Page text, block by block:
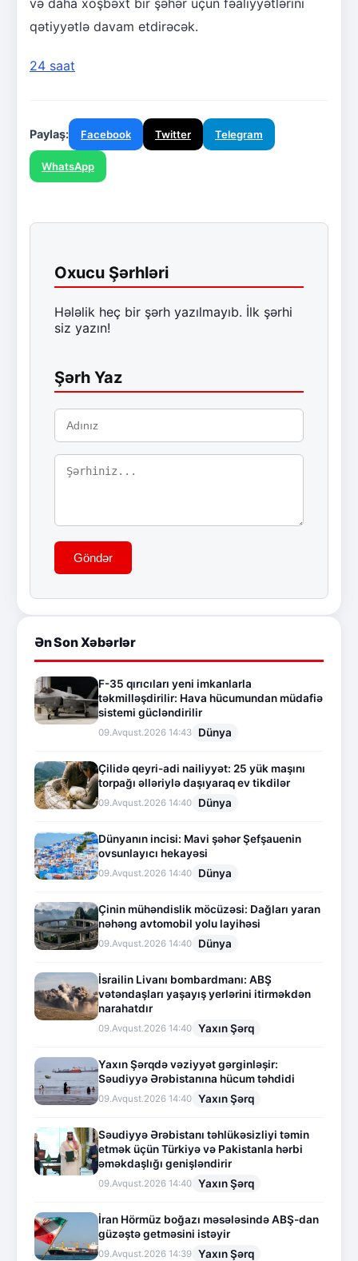
və daha xoşbəxt bir şəhər üçün fəaliyyətlərini
qətiyyətlə davam etdirəcək.
24 saat
Paylaş: Facebook Twitter Telegram
WhatsApp
Oxucu Şərhləri
Hələlik heç bir şərh yazılmayıb. İlk şərhi
siz yazın!
Şərh Yaz
Göndər
Ən Son Xəbərlər
F-35 qırıcıları yeni imkanlarla
təkmilləşdirilir: Hava hücumundan müdafiə
sistemi gücləndirilir
09.Avqust.2026 14:43 Dünya
Çilidə qeyri-adi nailiyyət: 25 yük maşını
torpağı əlləriylə daşıyaraq ev tikdilər
09.Avqust.2026 14:40 Dünya
Dünyanın incisi: Mavi şəhər Şefşauenin
ovsunlayıcı hekayəsi
09.Avqust.2026 14:40 Dünya
Çinin mühəndislik möcüzəsi: Dağları yaran
nəhəng avtomobil yolu layihəsi
09.Avqust.2026 14:40 Dünya
İsrailin Livanı bombardmanı: ABŞ
vətəndaşları yaşayış yerlərini itirməkdən
narahatdır
09.Avqust.2026 14:40 Yaxın Şərq
Yaxın Şərqdə vəziyyət gərginləşir:
Səudiyyə Ərəbistanına hücum təhdidi
09.Avqust.2026 14:40 Yaxın Şərq
Səudiyyə Ərəbistanı təhlükəsizliyi təmin
etmək üçün Türkiyə və Pakistanla hərbi
əməkdaşlığı genişləndirir
09.Avqust.2026 14:40 Yaxın Şərq
İran Hörmüz boğazı məsələsində ABŞ-dan
güzəştə getməsini istəyir
09.Avqust.2026 14:39 Yaxın Şərq